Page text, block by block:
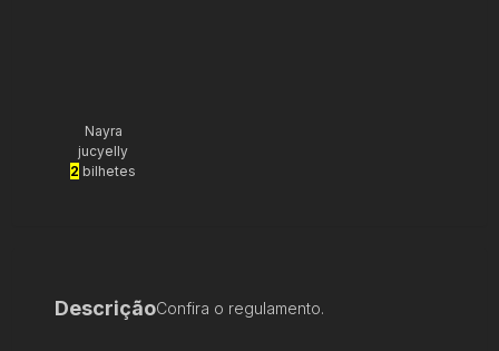
Nayra
jucyelly
2 bilhetes
DescriçãoConfira o regulamento.